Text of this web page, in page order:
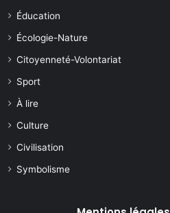
Éducation
Écologie-Nature
Citoyenneté-Volontariat
Sport
À lire
Culture
Civilisation
Symbolisme